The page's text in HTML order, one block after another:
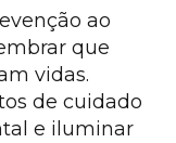
ao
que
vidas.
de cuidado
e iluminar